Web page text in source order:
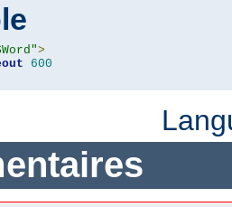
>
600